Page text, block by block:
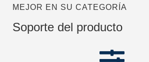
MEJOR EN SU CATEGORÍA
Soporte del producto